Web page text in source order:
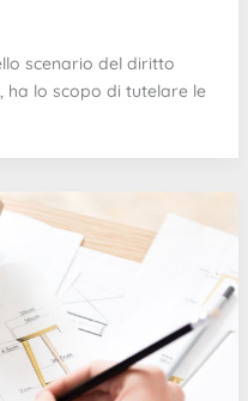
scenario del diritto
ha lo scopo di tutelare le